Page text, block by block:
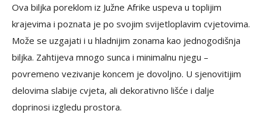
Ova biljka poreklom iz Južne Afrike uspeva u toplijim
krajevima i poznata je po svojim svijetloplavim cvjetovima.
Može se uzgajati i u hladnijim zonama kao jednogodišnja
biljka. Zahtijeva mnogo sunca i minimalnu njegu –
povremeno vezivanje koncem je dovoljno. U sjenovitijim
delovima slabije cvjeta, ali dekorativno lišće i dalje
doprinosi izgledu prostora.